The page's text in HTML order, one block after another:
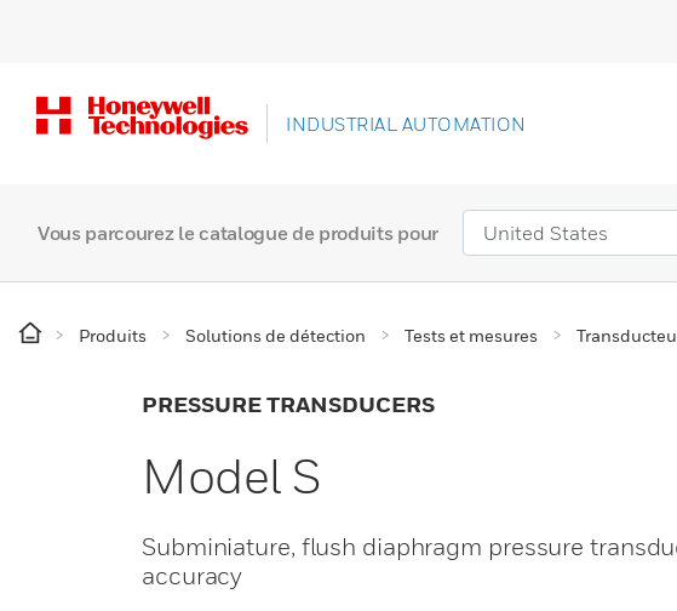
INDUSTRIAL AUTOMATION
Vous parcourez le catalogue de produits pour
Produits Solutions de détection Tests et mesures
PRESSURE TRANSDUCERS
Model S
Subminiature, flush diaphragm pressure
accuracy